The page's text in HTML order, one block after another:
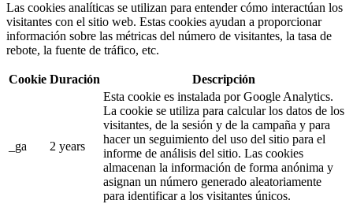
Las cookies analíticas se utilizan para entender cómo interactúan los
visitantes con el sitio web. Estas cookies ayudan a proporcionar
información sobre las métricas del número de visitantes, la tasa de
rebote, la fuente de tráfico, etc.
Cookie Duración Descripción
_ga 2 years
Esta cookie es instalada por Google Analytics.
La cookie se utiliza para calcular los datos de los
visitantes, de la sesión y de la campaña y para
hacer un seguimiento del uso del sitio para el
informe de análisis del sitio. Las cookies
almacenan la información de forma anónima y
asignan un número generado aleatoriamente
para identificar a los visitantes únicos.